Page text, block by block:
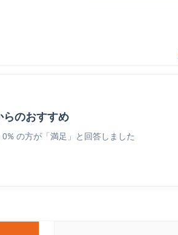
らのおすすめ
の方が「満足」と回答しました